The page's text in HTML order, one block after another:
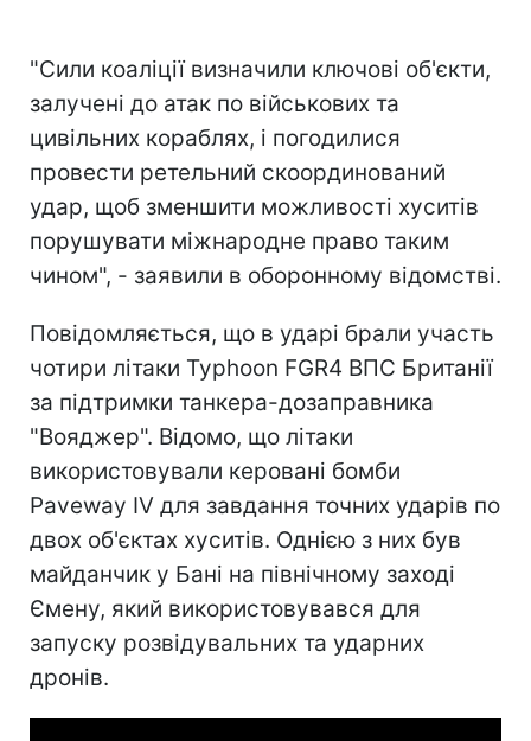
"Сили коаліції визначили ключові об'єкти,
залучені до атак по військових та
цивільних кораблях, і погодилися
провести ретельний скоординований
удар, щоб зменшити можливості хуситів
порушувати міжнародне право таким
чином", - заявили в оборонному відомстві.
Повідомляється, що в ударі брали участь
чотири літаки Typhoon FGR4 ВПС Британії
за підтримки танкера-дозаправника
"Вояджер". Відомо, що літаки
використовували керовані бомби
Paveway IV для завдання точних ударів по
двох об'єктах хуситів. Однією з них був
майданчик у Бані на північному заході
Ємену, який використовувався для
запуску розвідувальних та ударних
дронів.